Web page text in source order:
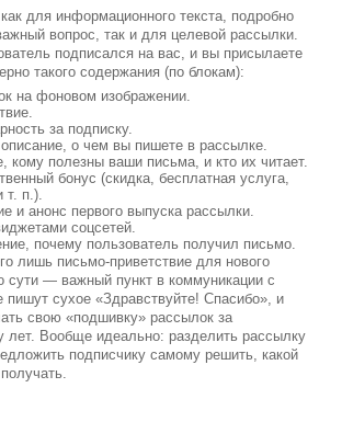
для информационного текста, подробно
вопрос, так и для целевой рассылки.
подписался на вас, и вы присылаете
такого содержания (по блокам):
на фоновом изображении.
за подписку.
описание, о чем вы пишете в рассылке.
кому полезны ваши письма, и кто их читает.
бонус (скидка, бесплатная услуга,
т. п.).
и анонс первого выпуска рассылки.
соцсетей.
почему пользователь получил письмо.
лишь письмо-приветствие для нового
сути — важный пункт в коммуникации с
пишут сухое «Здравствуйте! Спасибо», и
свою «подшивку» рассылок за
лет. Вообще идеально: разделить рассылку
подписчику самому решить, какой